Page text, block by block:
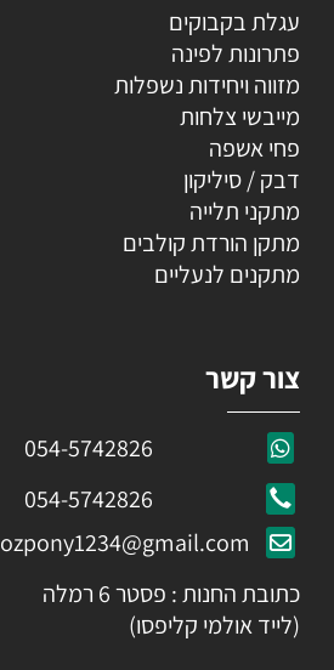
עגלת בקבוקים
פתרונות לפינה
מזווה ויחידות נשפלות
מייבשי צלחות
פחי אשפה
דבק / סיליקון
מתקני תלייה
מתקן הורדת קולבים
מתקנים לנעליים
צור קשר
054-5742826
054-5742826
ozpony1234@gmail.com
כתובת החנות : פסטר 6 רמלה
(לייד אולמי קליפסו)